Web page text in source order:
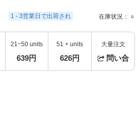
1 - 3営業日で出荷され 在庫状況： ○
21~50 units
639円
51 + units
626円
大量注文
問い合